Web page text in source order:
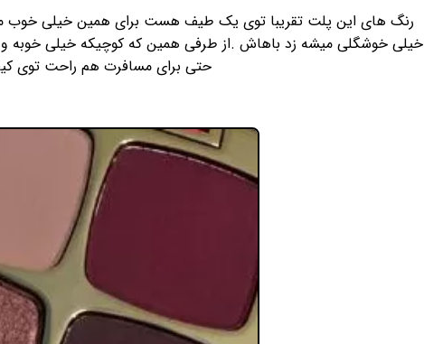
رنگ های این پلت تقریبا توی یک طیف هست برای همین خیلی خوب
خیلی خوشگلی میشه زد باهاش .از طرفی همین که کوچیکه خیلی خوبه
حتی برای مسافرت هم راحت توی